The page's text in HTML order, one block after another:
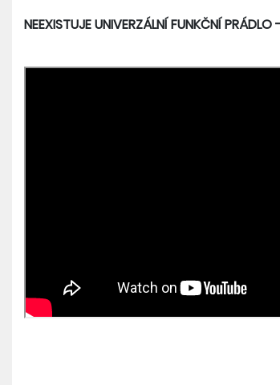
NEEXISTUJE UNIVERZÁLNÍ FUNKČNÍ PRÁDLO -